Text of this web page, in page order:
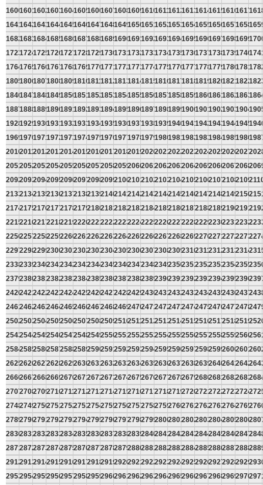
160016011602160316041605160616071608160916101611161216131614161516161617
164116421643164416451646164716481649165016511652165316541655165616571658
168216831684168516861687168816891690169116921693169416951696169716981699
172317241725172617271728172917301731173217331734173517361737173817391740
176417651766176717681769177017711772177317741775177617771778177917801781
180518061807180818091810181118121813181418151816181718181819182018211822
184618471848184918501851185218531854185518561857185818591860186118621863
188718881889189018911892189318941895189618971898189919001901190219031904
192819291930193119321933193419351936193719381939194019411942194319441945
196919701971197219731974197519761977197819791980198119821983198419851986
201020112012201320142015201620172018201920202021202220232024202520262027
205120522053205420552056205720582059206020612062206320642065206620672068
209220932094209520962097209820992100210121022103210421052106210721082109
213321342135213621372138213921402141214221432144214521462147214821492150
217421752176217721782179218021812182218321842185218621872188218921902191
221522162217221822192220222122222223222422252226222722282229223022312232
225622572258225922602261226222632264226522662267226822692270227122722273
229722982299230023012302230323042305230623072308230923102311231223132314
233823392340234123422343234423452346234723482349235023512352235323542355
237923802381238223832384238523862387238823892390239123922393239423952396
242024212422242324242425242624272428242924302431243224332434243524362437
246124622463246424652466246724682469247024712472247324742475247624772478
250225032504250525062507250825092510251125122513251425152516251725182519
254325442545254625472548254925502551255225532554255525562557255825592560
258425852586258725882589259025912592259325942595259625972598259926002601
262526262627262826292630263126322633263426352636263726382639264026412642
266626672668266926702671267226732674267526762677267826792680268126822683
270727082709271027112712271327142715271627172718271927202721272227232724
274827492750275127522753275427552756275727582759276027612762276327642765
278927902791279227932794279527962797279827992800280128022803280428052806
283028312832283328342835283628372838283928402841284228432844284528462847
287128722873287428752876287728782879288028812882288328842885288628872888
291229132914291529162917291829192920292129222923292429252926292729282929
295329542955295629572958295929602961296229632964296529662967296829692970